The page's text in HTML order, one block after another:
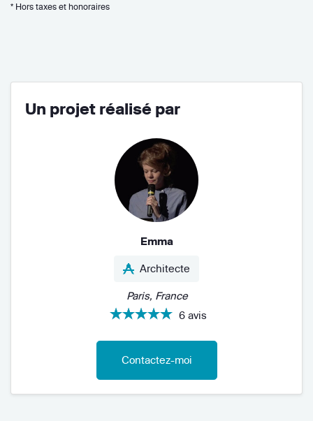
* Hors taxes et honoraires
Un projet réalisé par
Emma
Architecte
Paris, France
6 avis
Contactez-moi